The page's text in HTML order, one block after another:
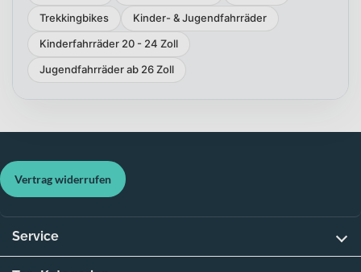
Trekkingbikes
Kinder- & Jugendfahrräder
Kinderfahrräder 20 - 24 Zoll
Jugendfahrräder ab 26 Zoll
Vertrag widerrufen
Service